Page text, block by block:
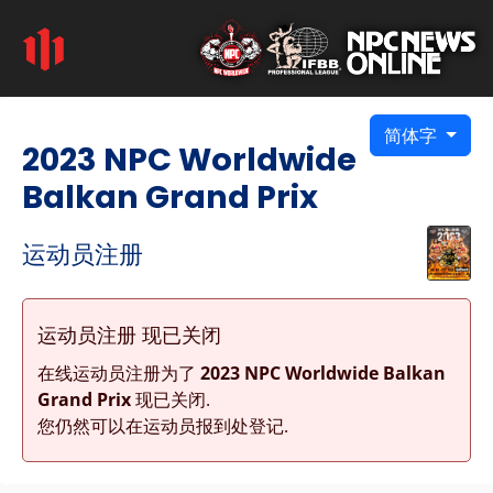
简体字
2023 NPC Worldwide
Balkan Grand Prix
运动员注册
运动员注册 现已关闭
在线运动员注册为了 2023 NPC Worldwide Balkan
Grand Prix现已关闭.
您仍然可以在运动员报到处登记.